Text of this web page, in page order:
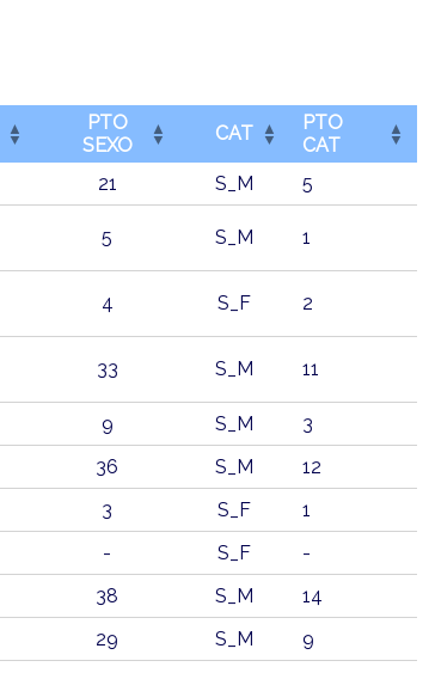
PTO
SEXO
CAT
PTO
CAT
21 S_M 5
5 S_M 1
4 S_F 2
33 S_M 11
9 S_M
3
36 S_M
12
3 S_F
1
- S_F
-
38 S_M
14
29 S_M
9